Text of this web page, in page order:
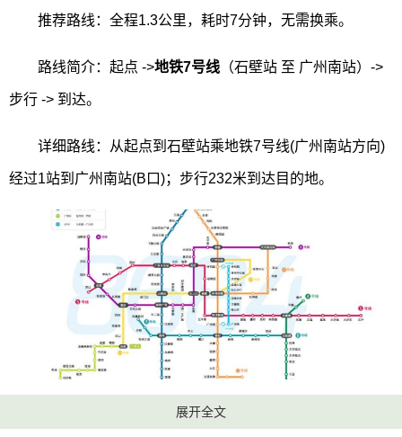
推荐路线：全程1.3公里，耗时7分钟，无需换乘。
路线简介：起点 ->地铁7号线 （石壁站 至 广州南站）->
步行 -> 到达。
详细路线：从起点到石壁站乘地铁7号线(广州南站方向)
经过1站到广州南站(B口)；步行232米到达目的地。
从石壁到广州南站其它乘车路线：
展开全文